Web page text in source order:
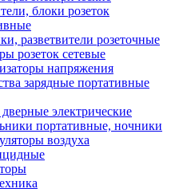
блоки розеток
разветвители розеточные
розеток сетевые
напряжения
зарядные портативные
электрические
портативные, ночники
воздуха